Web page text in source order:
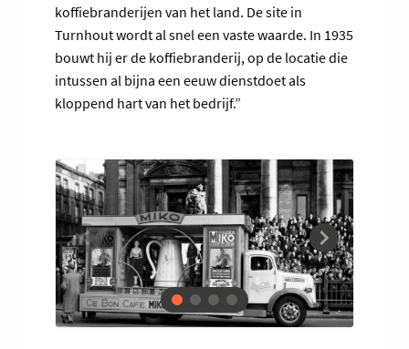
koffiebranderijen van het land. De site in
Turnhout wordt al snel een vaste waarde. In 1935
bouwt hij er de koffiebranderij, op de locatie die
intussen al bijna een eeuw dienstdoet als
kloppend hart van het bedrijf.”